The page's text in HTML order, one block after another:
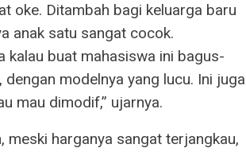
oke. Ditambah bagi keluarga baru
anak satu sangat cocok.
kalau buat mahasiswa ini bagus-
dengan modelnya yang lucu. Ini juga
mau dimodif,” ujarnya.
meski harganya sangat terjangkau,